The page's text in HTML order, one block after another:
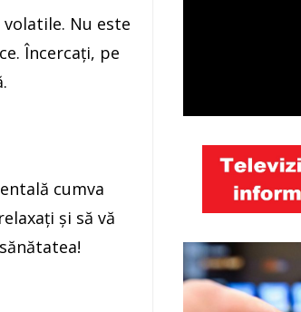
Nu este
Încercaţi, pe
cumva
şi să vă